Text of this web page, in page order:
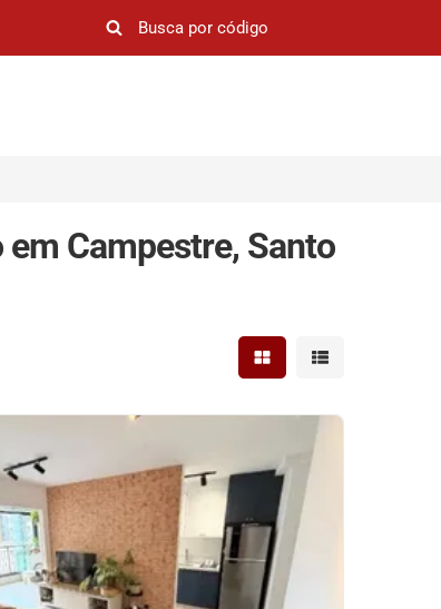
Campestre, Santo
Mostrar resultados em
Mostrar